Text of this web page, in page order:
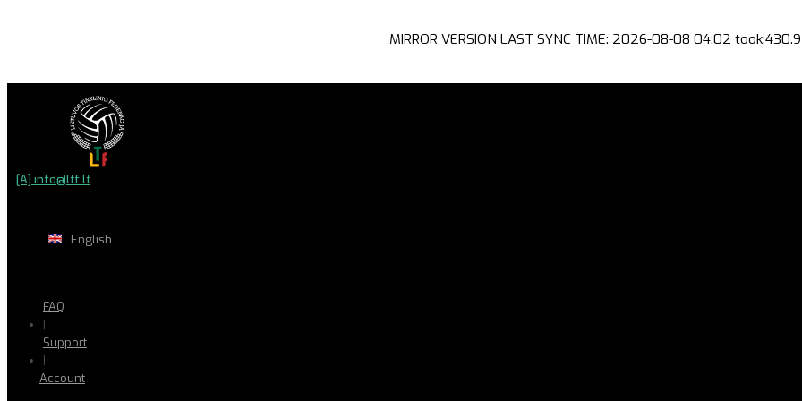
MIRROR VERSION LAST SYNC TIME: 2026-08-08 04:02
[A] info@ltf.lt
English
FAQ
|
Support
|
Account